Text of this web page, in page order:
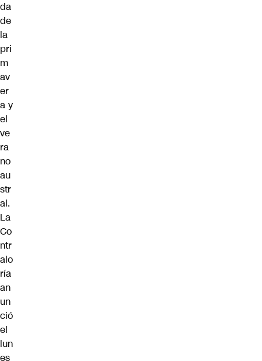
da
de
la
pri
m
av
er
a y
el
ve
ra
no
au
str
al.
La
Co
ntr
alo
ría
an
un
ció
el
lun
es